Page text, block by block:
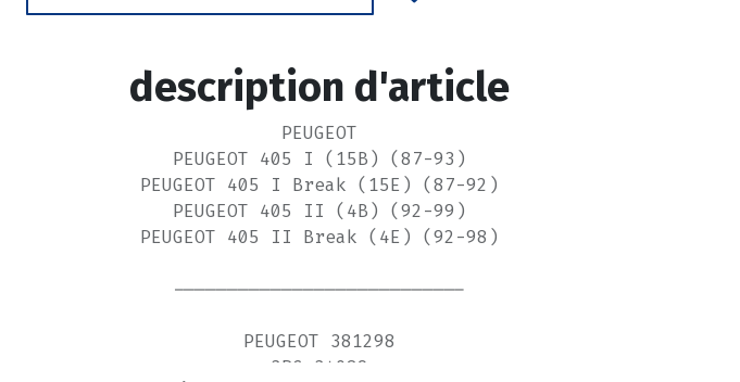
description d'article
PEUGEOT
PEUGEOT 405 I (15B) (87-93)
PEUGEOT 405 I Break (15E) (87-92)
PEUGEOT 405 II (4B) (92-99)
PEUGEOT 405 II Break (4E) (92-98)
---------------------------
PEUGEOT 381298
3RG 34089